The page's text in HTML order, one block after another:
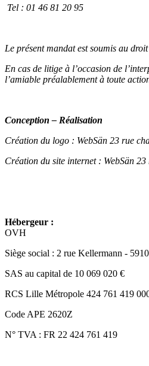
Tel : 01 46 81 20 95
Le présent mandat est soumis au
En cas de litige à l’occasion de
l’amiable préalablement à toute
Conception – Réalisation
Création du logo : WebSän 23 rue
Création du site internet : WebSän
Hébergeur :
OVH
Siège social : 2 rue Kellermann -
SAS au capital de 10 069 020 €
RCS Lille Métropole 424 761 419
Code APE 2620Z
N° TVA : FR 22 424 761 419